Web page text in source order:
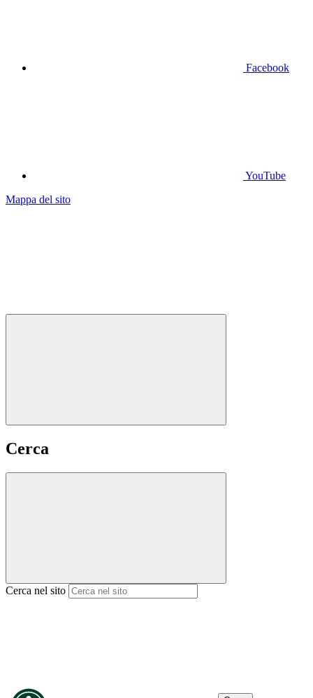
Facebook
YouTube
Mappa del sito
Cerca
Cerca nel sito